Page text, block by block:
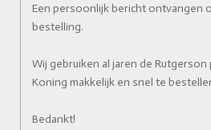
Een persoonlijk bericht ontvangen
bestelling.
Wij gebruiken al jaren de
Koning makkelijk en snel te
Bedankt!